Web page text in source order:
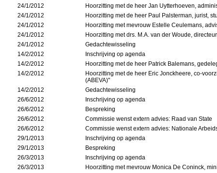
24/1/2012
Hoorzitting met de heer Jan Uytterhoeven,
24/1/2012
Hoorzitting met de heer Paul Palsterman, jurist,
24/1/2012
Hoorzitting met mevrouw Estelle Ceulemans,
24/1/2012
Hoorzitting met drs. M.A. van der Woude,
24/1/2012
Gedachtewisseling
14/2/2012
Inschrijving op agenda
14/2/2012
Hoorzitting met de heer Patrick Balemans,
14/2/2012
Hoorzitting met de heer Eric Jonckheere, co-
(ABEVA)"
14/2/2012
Gedachtewisseling
26/6/2012
Inschrijving op agenda
26/6/2012
Bespreking
26/6/2012
Commissie wenst extern advies: Raad van State
26/6/2012
Commissie wenst extern advies: Nationale
29/1/2013
Inschrijving op agenda
29/1/2013
Bespreking
26/3/2013
Inschrijving op agenda
26/3/2013
Hoorzitting met mevrouw Monica De Coninck,